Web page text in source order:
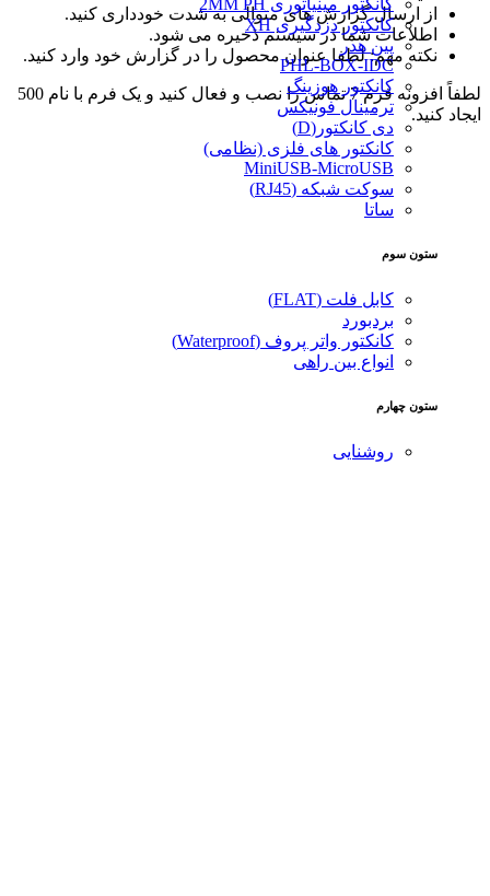
کانکتور دزدگیری XH
پین هدر
PHL-BOX-IDC
کانکتور هوزینگ
ترمینال فونیکس
دی کانکتور(D)
کانکتور های فلزی (نظامی)
MiniUSB-MicroUSB
سوکت شبکه (RJ45)
ساتا
ستون سوم
کابل فلت (FLAT)
بردبورد
کانکتور واتر پروف (Waterproof)
انواع بین راهی
ستون چهارم
روشنایی
از ارسال گزارش های متوالی به شدت خودداری کنید.
اطلاعات شما در سیستم ذخیره می شود.
نکته مهم: لطفا عنوان محصول را در گزارش خود وارد کنید.
لطفاً افزونه فرم 7 تماس را نصب و فعال کنید و یک فرم با نام 500
ایجاد کنید.